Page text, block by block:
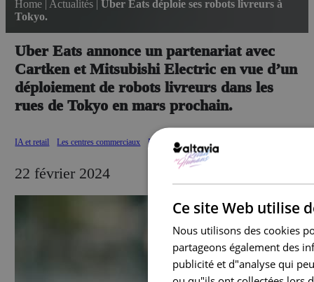
Home Actualités |Uber Eats déploie ses robots livreurs à
Tokyo.
Uber Eats annonce un partenariat avec
Cartken et Mitsubishi Electric en vue d’un
déploiement de robots livreurs dans les
rues de Tokyo en mars prochain.
IA et retail Les centres commerciaux Nouvelle mobilité
22 février 2024
Ce site Web utilise
Nous utilisons des cookies
partageons également des
publicité et d"analyse qui